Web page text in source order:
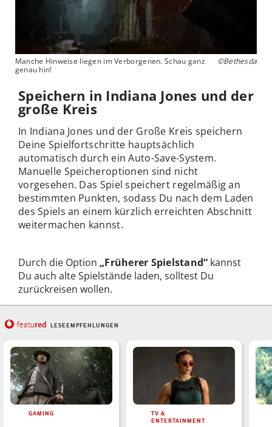
Manche Hinweise liegen im Verborgenen. Schau ganz
genau hin!
©Bethesda
Speichern in Indiana Jones und der
große Kreis
In Indiana Jones und der Große Kreis speichern
Deine Spielfortschritte hauptsächlich
automatisch durch ein Auto-Save-System.
Manuelle Speicheroptionen sind nicht
vorgesehen. Das Spiel speichert regelmäßig an
bestimmten Punkten, sodass Du nach dem Laden
des Spiels an einem kürzlich erreichten Abschnitt
weitermachen kannst.
Durch die Option „Früherer Spielstand“ kannst
Du auch alte Spielstände laden, solltest Du
zurückreisen wollen.
featured LESEEMPFEHLUNGEN
GAMING
TV &
ENTERTAINMENT